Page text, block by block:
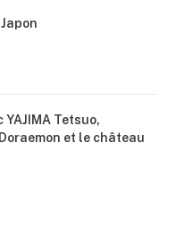
YAJIMA Tetsuo,
et le château